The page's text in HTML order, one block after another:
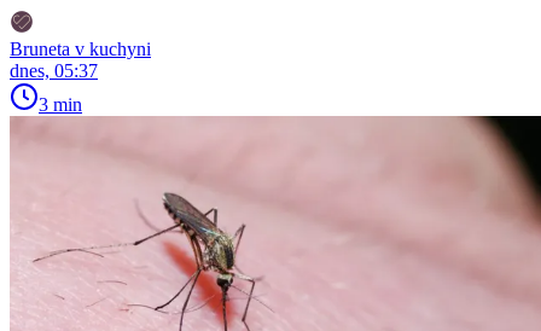
Bruneta v kuchyni
dnes, 05:37
3 min